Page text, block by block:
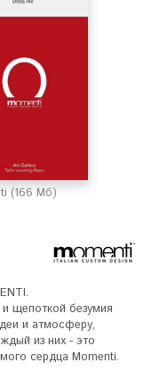
(166 Мб)
щепоткой безумия
и атмосферу,
из них - это
сердца Momenti.